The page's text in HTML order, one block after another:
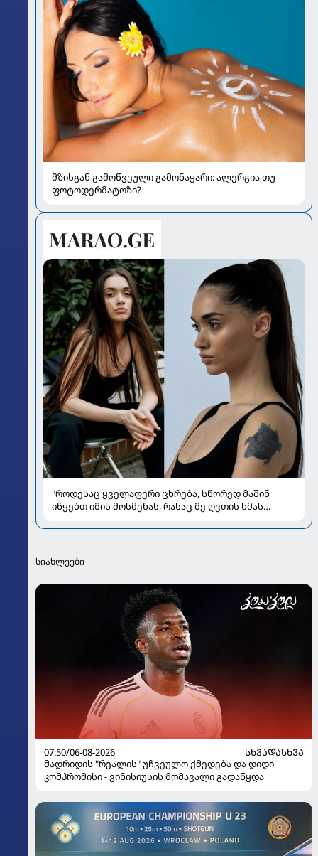
მზისგან გამოწვეული გამონაყარი: ალერგია თუ
ფოტოდერმატოზი?
"როდესაც ყველაფერი ცხრება, სწორედ მაშინ
იწყებთ იმის მოსმენას, რასაც მე ღვთის ხმას
საზოგადოებას
სიახლეები
07:50/06-08-2026
ᲡᲮᲕᲐᲓᲐᲡᲮᲕᲐ
მადრიდის "რეალის" უჩვეულო ქმედება და დიდი
კომპრომისი - ვინისიუსის მომავალი გადაწყდა